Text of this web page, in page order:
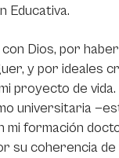
Educativa.
Dios, por
y por ideales
proyecto de vida.
universitaria
formación
su coherencia de